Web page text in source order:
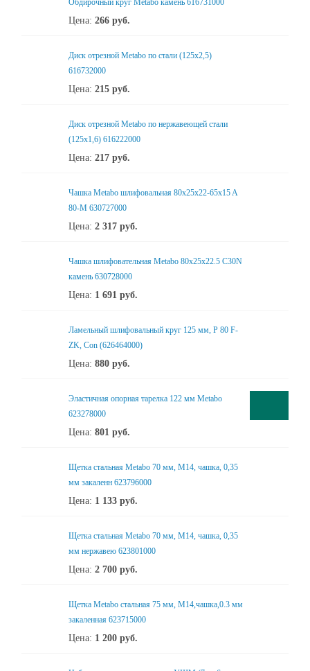
Обдирочный круг Metabo камень 616731000
Цена: 266 руб.
Диск отрезной Metabo по стали (125x2,5)
616732000
Цена: 215 руб.
Диск отрезной Metabo по нержавеющей стали
(125x1,6) 616222000
Цена: 217 руб.
Чашка Metabo шлифовальная 80x25x22-65x15 A
80-M 630727000
Цена: 2 317 руб.
Чашка шлифовательная Metabo 80x25x22.5 C30N
камень 630728000
Цена: 1 691 руб.
Ламельный шлифовальный круг 125 мм, P 80 F-
ZK, Con (626464000)
Цена: 880 руб.
Эластичная опорная тарелка 122 мм Metabo
623278000
Цена: 801 руб.
Щетка стальная Metabo 70 мм, М14, чашка, 0,35
мм закаленн 623796000
Цена: 1 133 руб.
Щетка стальная Metabo 70 мм, М14, чашка, 0,35
мм нержавею 623801000
Цена: 2 700 руб.
Щетка Metabo стальная 75 мм, М14,чашка,0.3 мм
закаленная 623715000
Цена: 1 200 руб.